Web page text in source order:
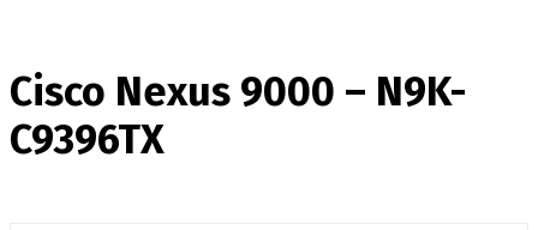
Cisco Nexus 9000 – N9K-
C9396TX